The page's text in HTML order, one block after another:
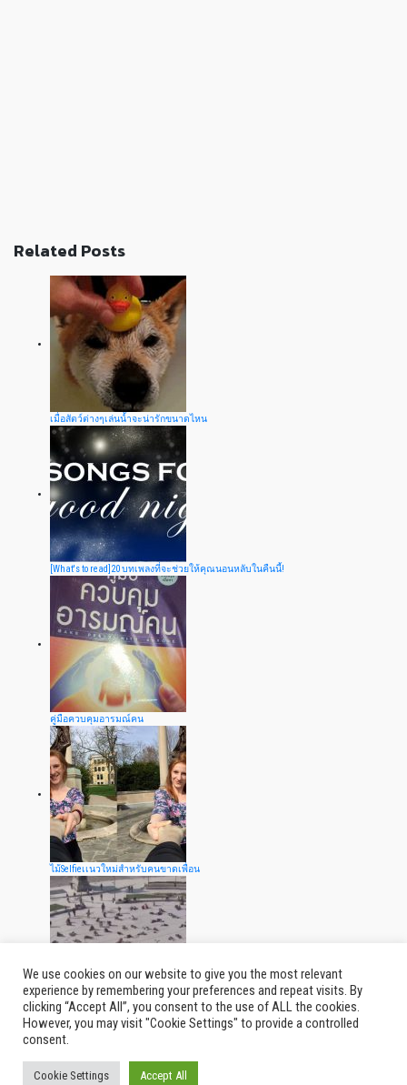
Related Posts
เมื่อสัตว์ต่างๆเล่นน้ำจะน่ารักขนาดไหน
[What's to read]20 บทเพลงที่จะช่วยให้คุณนอนหลับในคืนนี้!
คู่มือควบคุมอารมณ์คน
ไม้Selfieเเนวใหม่สำหรับคนขาดเพื่อน
ผู้คนย่านนี้ล้มกันเกลื่อน...เกิดอะไรขึ้นกับพวกเขา
We use cookies on our website to give you the most relevant
experience by remembering your preferences and repeat visits. By
clicking “Accept All”, you consent to the use of ALL the cookies.
However, you may visit "Cookie Settings" to provide a controlled
consent.
Cookie Settings Accept All